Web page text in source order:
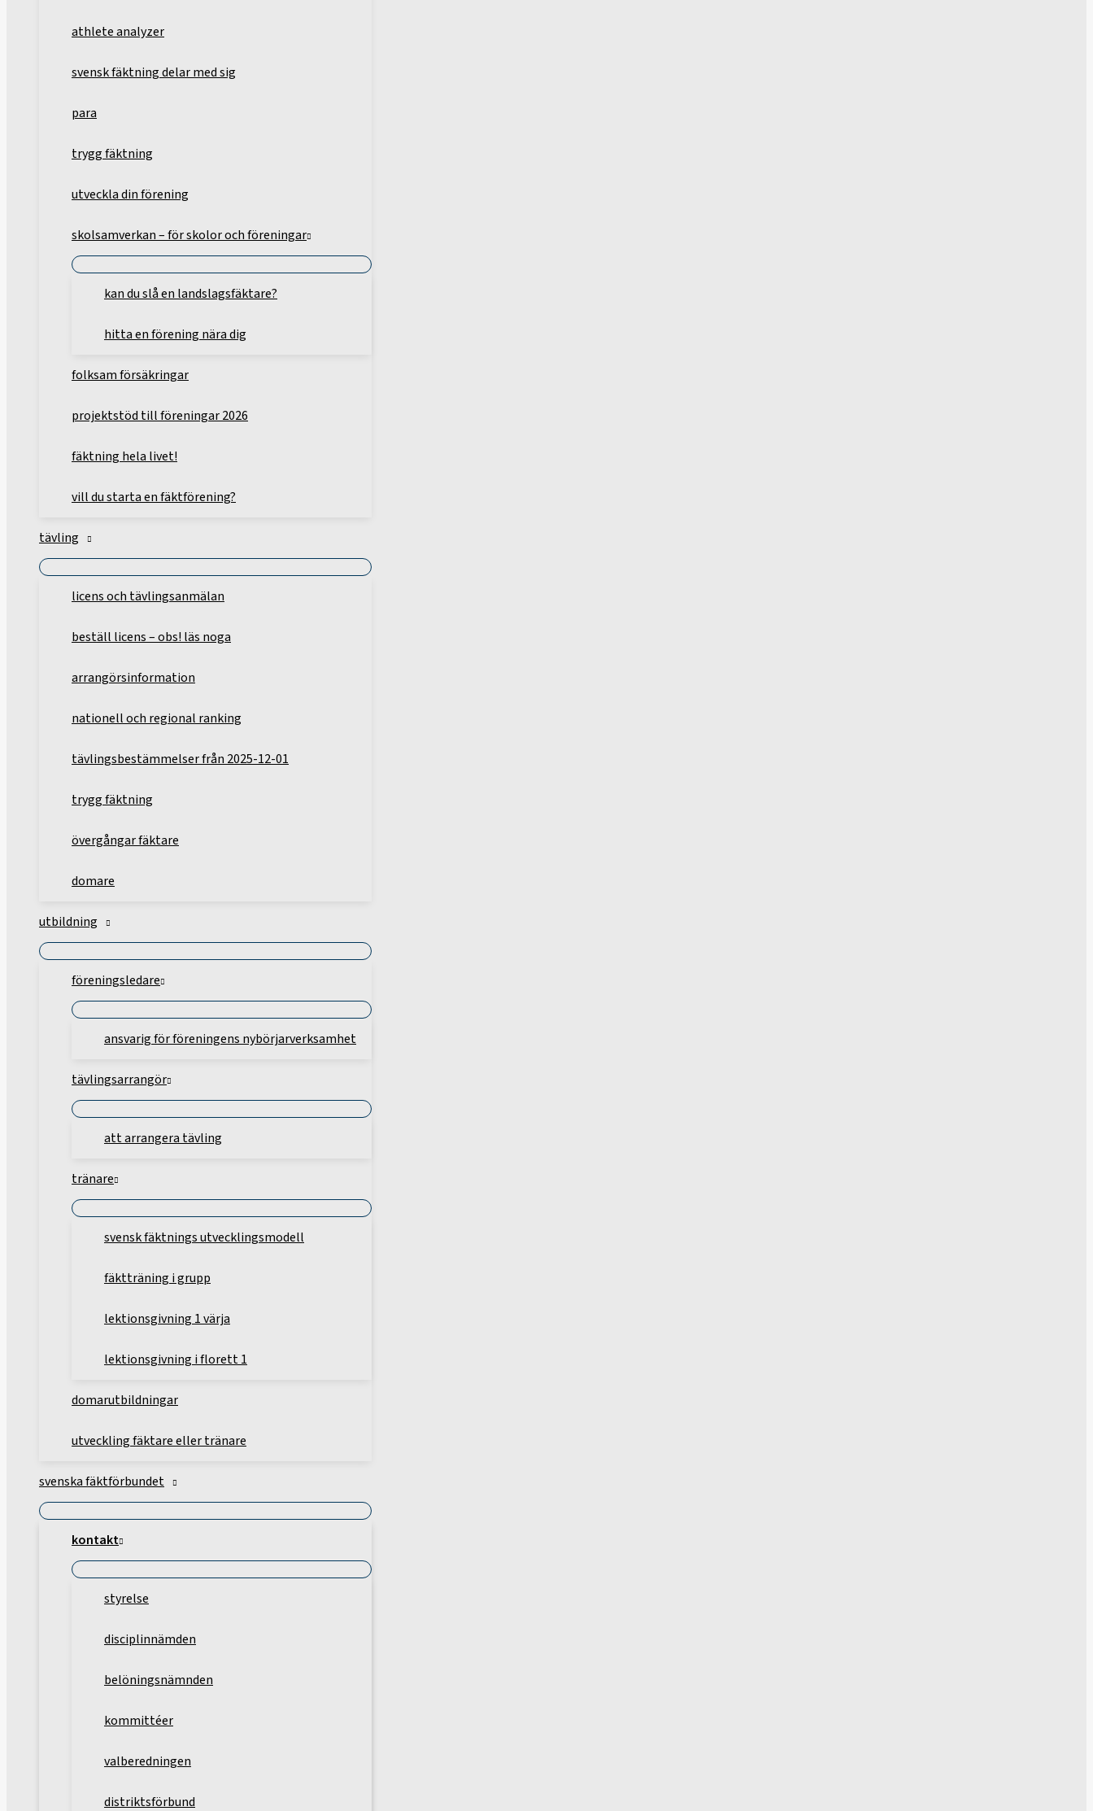
athlete analyzer
svensk fäktning delar med sig
para
trygg fäktning
utveckla din förening
skolsamverkan – för skolor och föreningar
kan du slå en landslagsfäktare?
hitta en förening nära dig
folksam försäkringar
projektstöd till föreningar 2026
fäktning hela livet!
vill du starta en fäktförening?
tävling
licens och tävlingsanmälan
beställ licens – obs! läs noga
arrangörsinformation
nationell och regional ranking
tävlingsbestämmelser från 2025-12-01
trygg fäktning
övergångar fäktare
domare
utbildning
föreningsledare
ansvarig för föreningens nybörjarverksamhet
tävlingsarrangör
att arrangera tävling
tränare
svensk fäktnings utvecklingsmodell
fäktträning i grupp
lektionsgivning 1 värja
lektionsgivning i florett 1
domarutbildningar
utveckling fäktare eller tränare
svenska fäktförbundet
kontakt
styrelse
disciplinnämden
belöningsnämnden
kommittéer
valberedningen
distriktsförbund